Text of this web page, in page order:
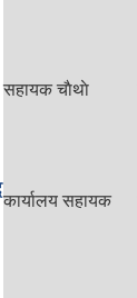
सहायक चाैथाे
कार्यालय सहायक